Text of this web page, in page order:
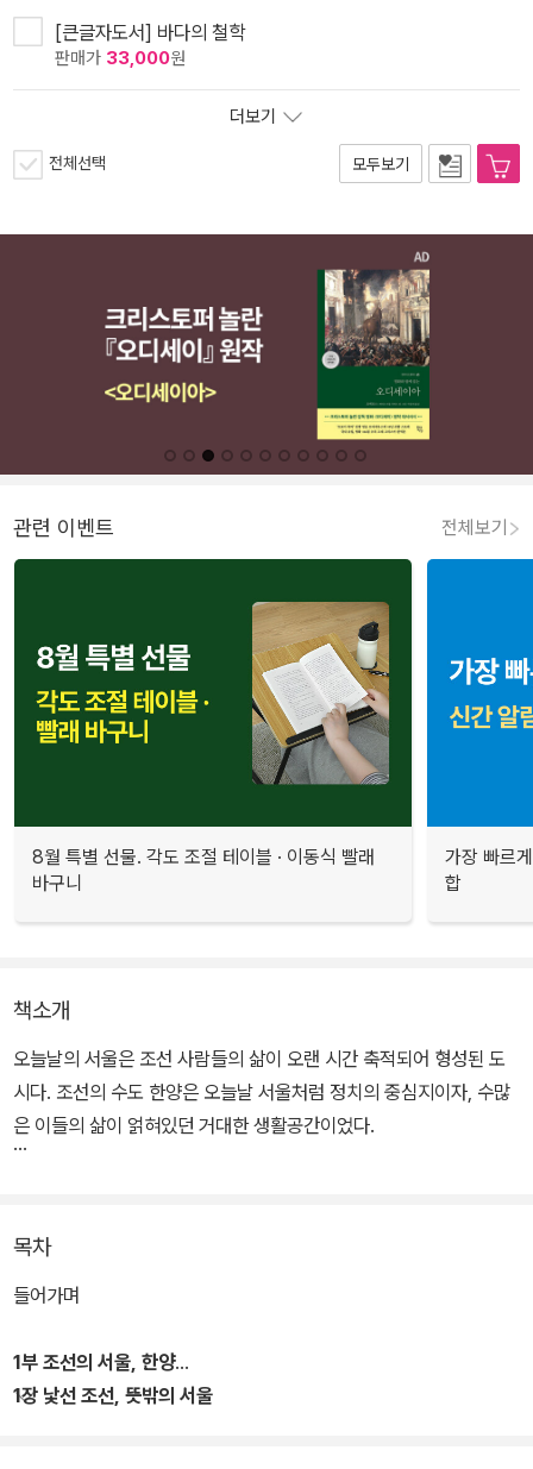
[큰글자도서] 바다의 철학
판매가 33,000원
더보기
전체선택 모두보기
관련 이벤트 전체보기
8월 특별 선물. 각도 조절 테이블 · 이동식 빨래
바구니
가장 빠르
합
책소개
오늘날의 서울은 조선 사람들의 삶이 오랜 시간 축적되어 형성된 도
시다. 조선의 수도 한양은 오늘날 서울처럼 정치의 중심지이자, 수많
은 이들의 삶이 얽혀있던 거대한 생활공간이었다.
산 불패 현상까지. 또 내시, 무당, 노비, 후궁 등 신분제 속 다양한 인
물들의 생생한 삶을 따라가다 보면, 과거 한양의 실체가 더욱 선명하
중심의 역사서와 달리, 조선 사람들의 일상과 공간에 주목한다. 도시
의 골목, 풍속, 인물에 담긴 이야기를 통해 그 시절 사람들의 생활상을
목차
들어가며
1부 조선의 서울, 한양
1장 낯선 조선, 뜻밖의 서울